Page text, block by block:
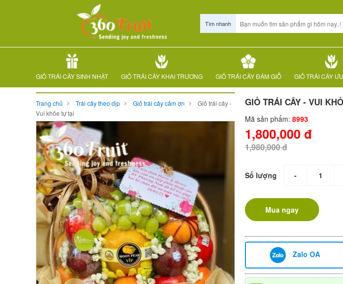
Tìm nhanh
GIỎ TRÁI CÂY SINH NHẬT GIỎ TRÁI CÂY KHAI TRƯƠNG GIỎ TRÁI CÂY ĐÁM GIỖ GIỎ TRÁI CÂY
Trang chủ Trái cây theo dịp Giỏ trái cây cảm ơn
Giỏ trái cây -
Vui khỏe tự tại
GIỎ TRÁI CÂY - VUI
Mã sản phẩm: 8993
1,800,000 đ
1,980,000 đ
Số lượng -
Mua ngay
Zalo OA